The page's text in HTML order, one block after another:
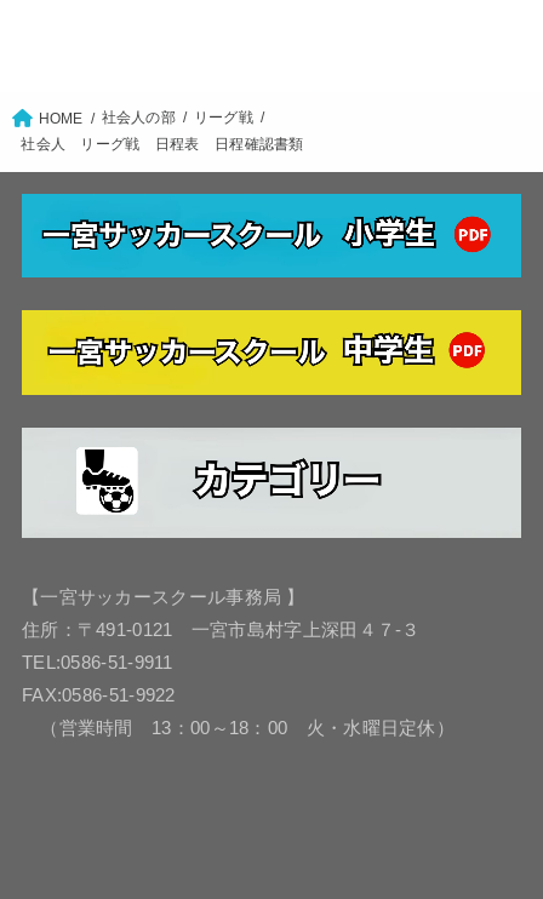
HOME 社会人の部
リーグ戦
社会人 リーグ戦 日程表 日程確認書類
【一宮サッカースクール事務局 】
住所：〒491-0121 一宮市島村字上深田４７-３
TEL:0586-51-9911
FAX:0586-51-9922
（営業時間 13：00～18：00 火・水曜日定休）